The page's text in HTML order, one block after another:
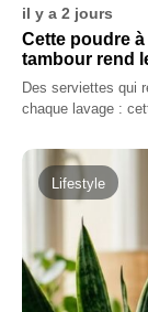
il y a 2 jours
Cette poudre
tambour rend
Des serviettes qui
chaque lavage :
Lifestyle